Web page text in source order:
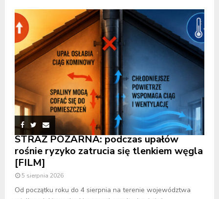
STRAŻ POŻARNA: podczas upałów
rośnie ryzyko zatrucia się tlenkiem węgla
[FILM]
5 sierpnia 2026
Od początku roku do 4 sierpnia na terenie województwa